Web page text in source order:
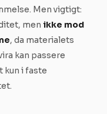
Men vigtigt:
men ikke mod
, da materialets
kan passere
kun i faste